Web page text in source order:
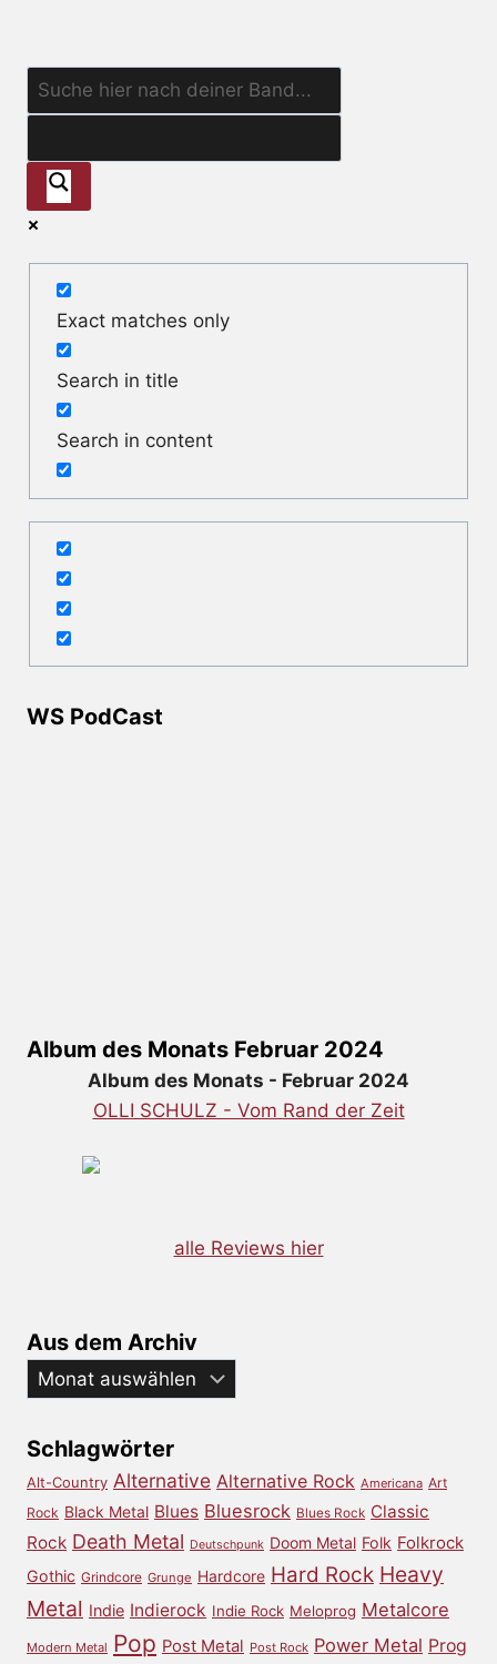
Exact matches only
Search in title
Search in content
WS PodCast
Album des Monats Februar 2024
Album des Monats - Februar 2024
OLLI SCHULZ - Vom Rand der Zeit
alle Reviews hier
Aus dem Archiv
Aus
dem
Schlagwörter
Alt-Country Alternative Alternative Rock Americana Art
Rock Black Metal Blues Bluesrock Blues Rock Classic
Rock Death Metal Deutschpunk Doom Metal Folk Folkrock
Gothic Grindcore Grunge Hardcore Hard Rock Heavy
Metal Indie Indierock Indie Rock Meloprog Metalcore
Modern Metal Pop Post Metal Post Rock Power Metal Prog